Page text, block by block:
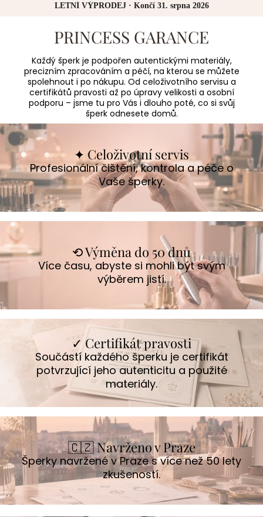
LETNÍ VÝPRODEJ · Končí 31. srpna 2026
PRINCESS GARANCE
Každý šperk je podpořen autentickými materiály,
precizním zpracováním a péčí, na kterou se můžete
spolehnout i po nákupu. Od celoživotního servisu a
certifikátů pravosti až po úpravy velikosti a osobní
podporu – jsme tu pro Vás i dlouho poté, co si svůj
šperk odnesete domů.
✦ Celoživotní servis
Profesionální čištění, kontrola a péče o
Vaše šperky.
⟲ Výměna do 50 dnů
Více času, abyste si mohli být svým
výběrem jistí.
✓ Certifikát pravosti
Součástí každého šperku je certifikát
potvrzující jeho autenticitu a použité
materiály.
🇨🇿 Navrženo v Praze
Šperky navržené v Praze s více než 50 lety
zkušeností.